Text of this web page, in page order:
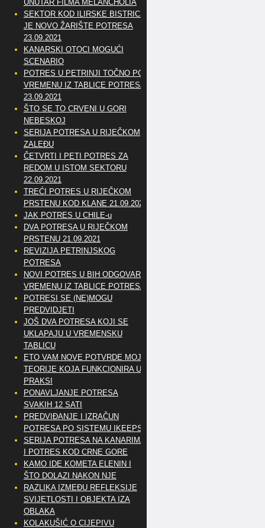
UNUTAR FILMA MELANCHOLIA
SEKTOR KOD ILIRSKE BISTRICE
JE NOVO ŽARIŠTE POTRESA
23.09.2021
KANARSKI OTOCI MOGUĆI
SCENARIO
POTRES U PETRINJI TOČNO PO
VREMENU IZ TABLICE POTRESA
23.09.2021
ŠTO SE TO CRVENI U GORI
NEBESKOJ
SERIJA POTRESA U RIJEČKOM
ZALEĐU
ČETVRTI I PETI POTRES ZA
REDOM U ISTOM SEKTORU
22.09.2021
TREĆI POTRES U RIJEČKOM
PRSTENU KOD KLANE 21.09.2021
JAK POTRES U CHILE-u
DVA POTRESA U RIJEČKOM
PRSTENU 21.09.2021
REVIZIJA PETRINJSKOG
POTRESA
NOVI POTRES U BIH ODGOVARA
VREMENU IZ TABLICE POTRESA
POTRESI SE (NE)MOGU
PREDVIDJETI
JOŠ DVA POTRESA KOJI SE
UKLAPAJU U VREMENSKU
TABLICU
ETO VAM NOVE POTVRDE MOJE
TEORIJE KOJA FUNKCIONIRA U
PRAKSI
PONAVLJANJE POTRESA
SVAKIH 12 SATI
PREDVIĐANJE I IZRAČUN
POTRESA PO SISTEMU IKEEPS
SERIJA POTRESA NA KANARIMA
I POTRES KOD CRNE GORE
KAMO IDE KOMETA ELENIN I
ŠTO DOLAZI NAKON NJE
RAZLIKA IZMEĐU REFLEKSIJE
SVIJETLOSTI I OBJEKTA IZA
OBLAKA
KOLAKUŠIĆ O CIJEPIVU